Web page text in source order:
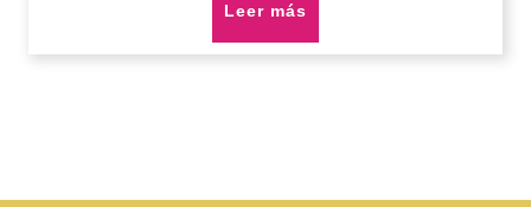
Leer más